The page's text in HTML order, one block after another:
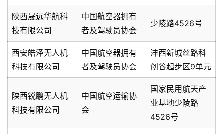
陕西晟远华航科
技有限公司
中国航空器拥有
者及驾驶员协会
少陵路4526号
西安皓泽无人机
科技有限公司
中国航空器拥有
者及驾驶员协会
沣西新城丝路科
创谷起步区9单元
陕西锐鹏无人机
科技有限公司
中国航空运输协
会
国家民用航天产
业基地少陵路
4526号